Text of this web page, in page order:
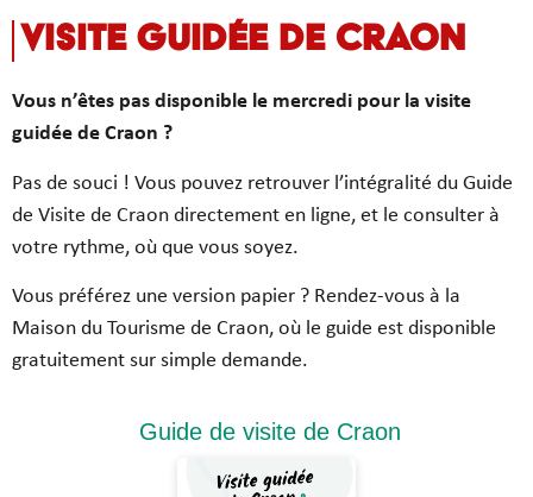
VISITE GUIDÉE DE CRAON
Vous n’êtes pas disponible le mercredi pour la visite
guidée de Craon ?
Pas de souci ! Vous pouvez retrouver l’intégralité du Guide
de Visite de Craon directement en ligne, et le consulter à
votre rythme, où que vous soyez.
Vous préférez une version papier ? Rendez-vous à la
Maison du Tourisme de Craon, où le guide est disponible
gratuitement sur simple demande.
Guide de visite de Craon